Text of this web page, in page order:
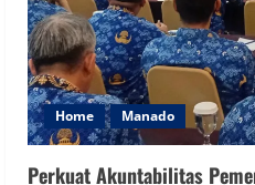
Home Manado
Perkuat Akuntabilitas